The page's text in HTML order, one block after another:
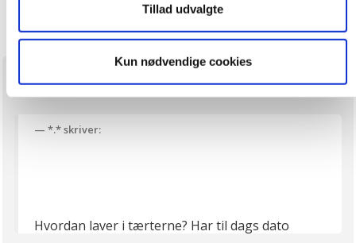
og huske dine præferencer samt til brug for markedsføring,
så vi kan optimere vores reklametiltag på sociale medier
medier. Du kan til enhver tid trække dit samtykke tilbage.
Du skal være opmærksom på, at vores hjemmeside
cookies eller tilbagetrækker et samtykke. Du kan læse
Tillad udvalgte
Kun nødvendige cookies
21. april 2024
Darling
*.* skriver:
Hvordan laver i tærterne? Har til dags dato